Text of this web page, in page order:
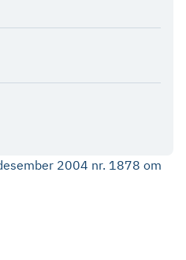
2004 nr. 1878 om